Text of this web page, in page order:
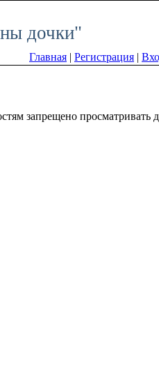
дочки"
Главная | Регистрация |
запрещено просматривать